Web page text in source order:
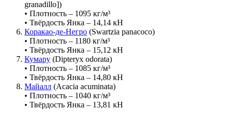
granadillo])
• Плотность – 1095 кг/м³
• Твёрдость Янка – 14,14 кН
Коракао-де-Негро (Swartzia panacoco)
• Плотность – 1180 кг/м³
• Твёрдость Янка – 15,12 кН
Кумару (Dipteryx odorata)
• Плотность – 1085 кг/м³
• Твёрдость Янка – 14,80 кН
Майалл (Acacia acuminata)
• Плотность – 1040 кг/м³
• Твёрдость Янка – 13,81 кН